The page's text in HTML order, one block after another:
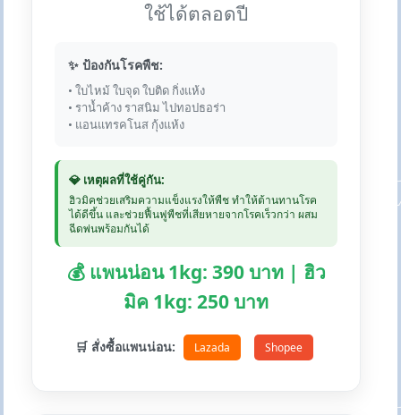
ใช้ได้ตลอดปี
✨ ป้องกันโรคพืช:
• ใบไหม้ ใบจุด ใบติด กิ่งแห้ง
• ราน้ำค้าง ราสนิม ไปทอปธอร่า
• แอนแทรคโนส กุ้งแห้ง
💎 เหตุผลที่ใช้คู่กัน:
ฮิวมิคช่วยเสริมความแข็งแรงให้พืช ทำให้ต้านทานโรค
ได้ดีขึ้น และช่วยฟื้นฟูพืชที่เสียหายจากโรคเร็วกว่า ผสม
ฉีดพ่นพร้อมกันได้
💰 แพนน่อน 1kg: 390 บาท | ฮิว
มิค 1kg: 250 บาท
🛒 สั่งซื้อแพนน่อน: Lazada Shopee